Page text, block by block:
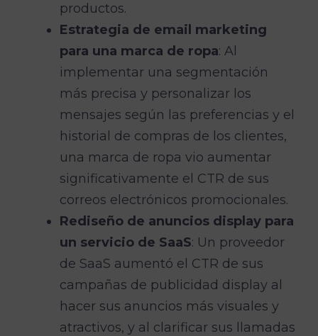
productos.
Estrategia de email marketing
para una marca de ropa: Al
implementar una segmentación
más precisa y personalizar los
mensajes según las preferencias y el
historial de compras de los clientes,
una marca de ropa vio aumentar
significativamente el CTR de sus
correos electrónicos promocionales.
Rediseño de anuncios display para
un servicio de SaaS: Un proveedor
de SaaS aumentó el CTR de sus
campañas de publicidad display al
hacer sus anuncios más visuales y
atractivos, y al clarificar sus llamadas